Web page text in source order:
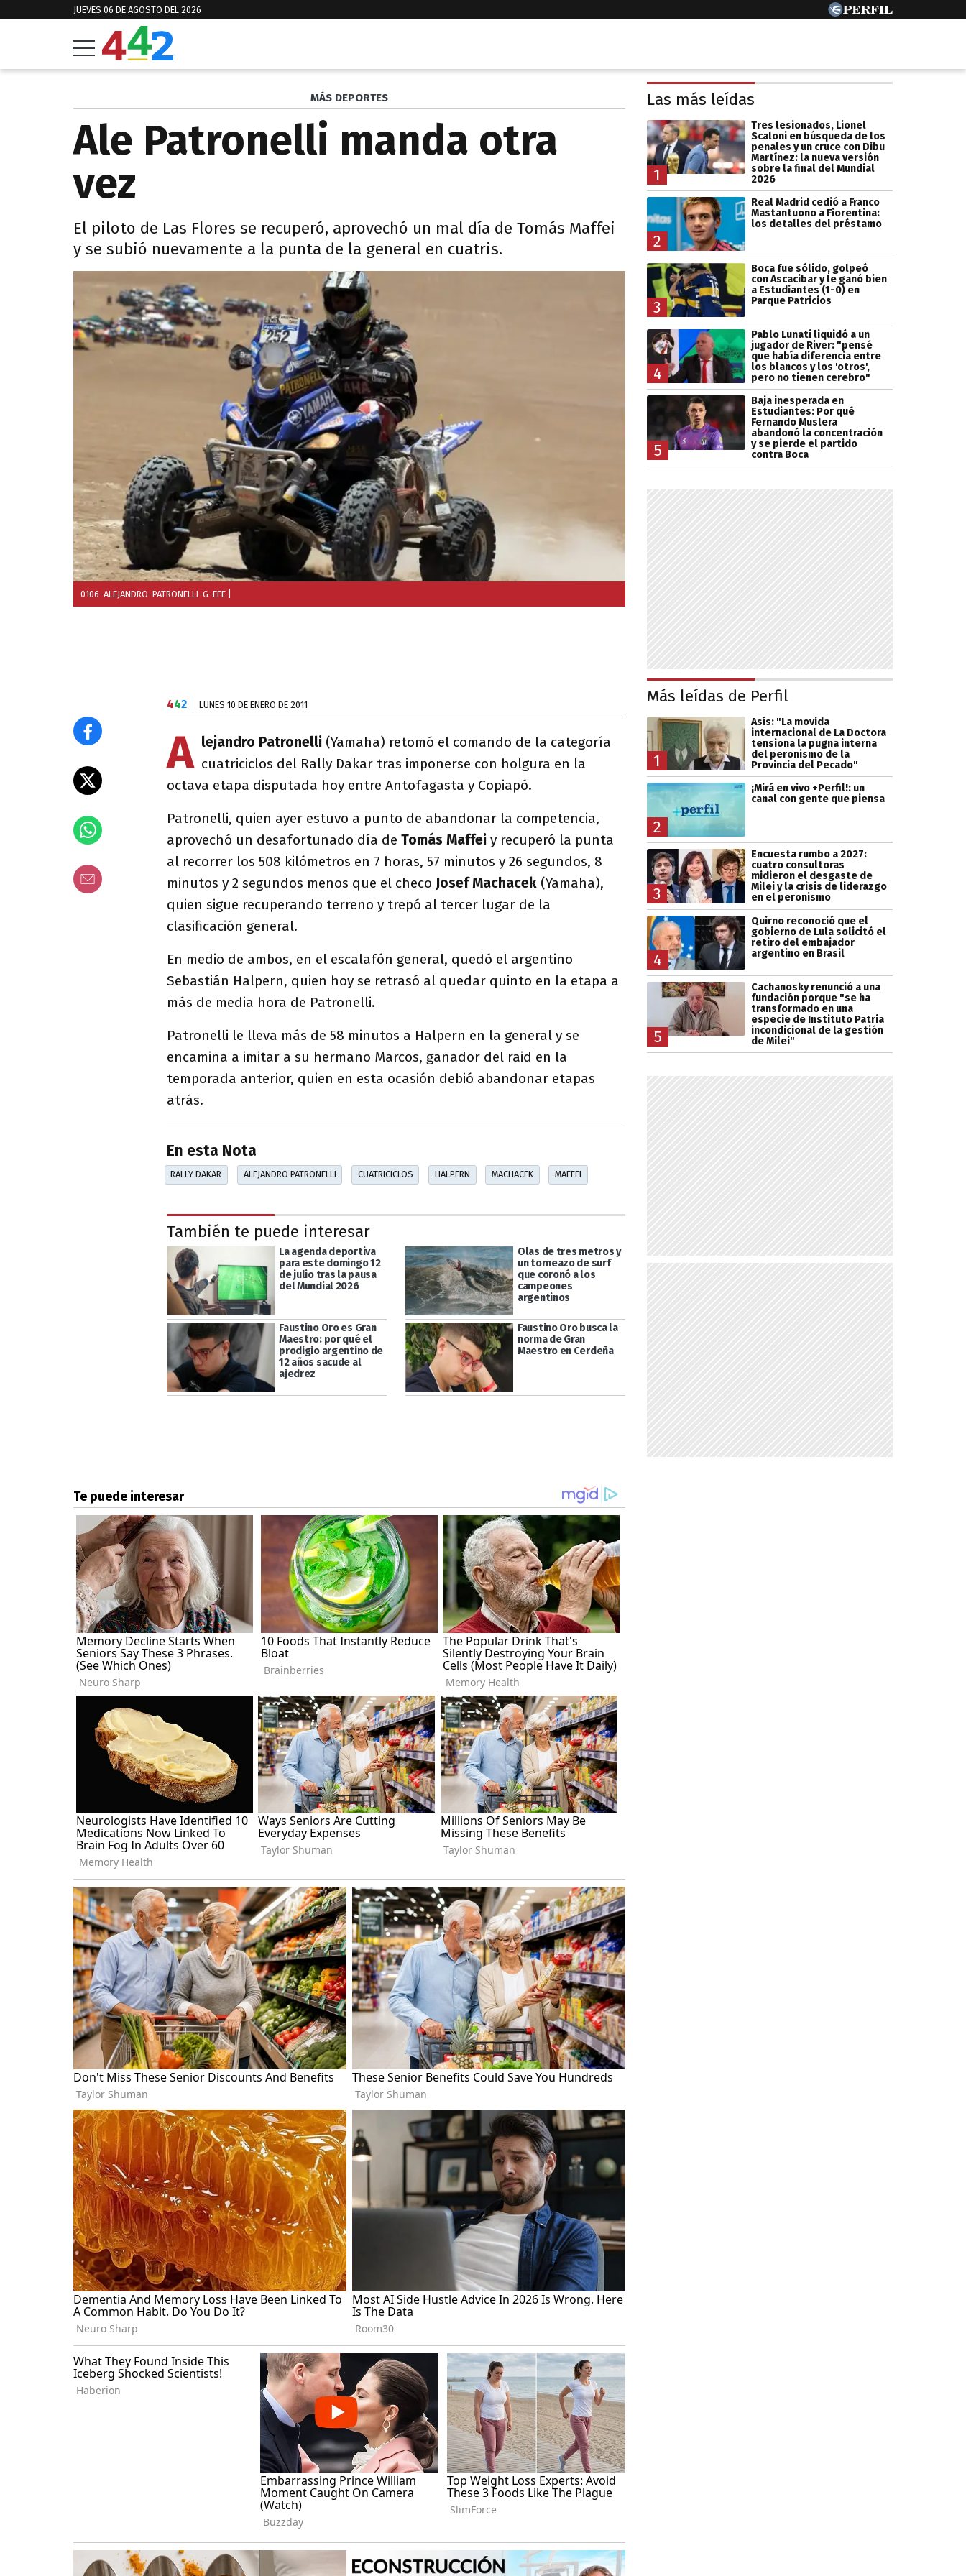
JUEVES 06 DE AGOSTO DEL 2026
MÁS DEPORTES
Ale Patronelli manda otra
vez
El piloto de Las Flores se recuperó, aprovechó un mal día de Tomás Maffei
y se subió nuevamente a la punta de la general en cuatris.
0106-ALEJANDRO-PATRONELLI-G-EFE
442 LUNES 10 DE ENERO DE 2011
A lejandro Patronelli (Yamaha) retomó el comando de la categoría
cuatriciclos del Rally Dakar tras imponerse con holgura en la
octava etapa disputada hoy entre Antofagasta y Copiapó.
Patronelli, quien ayer estuvo a punto de abandonar la competencia,
aprovechó un desafortunado día de Tomás Maffei y recuperó la punta
al recorrer los 508 kilómetros en 7 horas, 57 minutos y 26 segundos, 8
minutos y 2 segundos menos que el checo Josef Machacek (Yamaha),
quien sigue recuperando terreno y trepó al tercer lugar de la
clasificación general.
En medio de ambos, en el escalafón general, quedó el argentino
Sebastián Halpern, quien hoy se retrasó al quedar quinto en la etapa a
más de media hora de Patronelli.
Patronelli le lleva más de 58 minutos a Halpern en la general y se
encamina a imitar a su hermano Marcos, ganador del raid en la
temporada anterior, quien en esta ocasión debió abandonar etapas
atrás.
En esta Nota
RALLY DAKAR ALEJANDRO PATRONELLI CUATRICICLOS HALPERN MACHACEK MAFFEI
También te puede interesar
La agenda deportiva
para este domingo 12
de julio tras la pausa
del Mundial 2026
Olas de tres metros y
un torneazo de surf
que coronó a los
campeones
argentinos
Faustino Oro es Gran
Maestro: por qué el
prodigio argentino de
12 años sacude al
ajedrez
Faustino Oro busca la
norma de Gran
Maestro en Cerdeña
Las más leídas
1
Tres lesionados, Lionel
Scaloni en búsqueda de los
penales y un cruce con Dibu
Martínez: la nueva versión
sobre la final del Mundial
2026
2
Real Madrid cedió a Franco
Mastantuono a Fiorentina:
los detalles del préstamo
3
Boca fue sólido, golpeó
con Ascacibar y le ganó bien
a Estudiantes (1-0) en
Parque Patricios
4
Pablo Lunati liquidó a un
jugador de River: "pensé
que había diferencia entre
los blancos y los 'otros',
pero no tienen cerebro"
5
Baja inesperada en
Estudiantes: Por qué
Fernando Muslera
abandonó la concentración
y se pierde el partido
contra Boca
Más leídas de Perfil
1
Asís: "La movida
internacional de La Doctora
tensiona la pugna interna
del peronismo de la
Provincia del Pecado"
2
¡Mirá en vivo +Perfil!: un
canal con gente que piensa
3
Encuesta rumbo a 2027:
cuatro consultoras
midieron el desgaste de
Milei y la crisis de liderazgo
en el peronismo
4
Quirno reconoció que el
gobierno de Lula solicitó el
retiro del embajador
argentino en Brasil
5
Cachanosky renunció a una
fundación porque "se ha
transformado en una
especie de Instituto Patria
incondicional de la gestión
de Milei"